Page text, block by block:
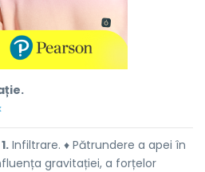
1. Infiltrare. ♦ Pătrundere a apei în
gravitației, a forțelor